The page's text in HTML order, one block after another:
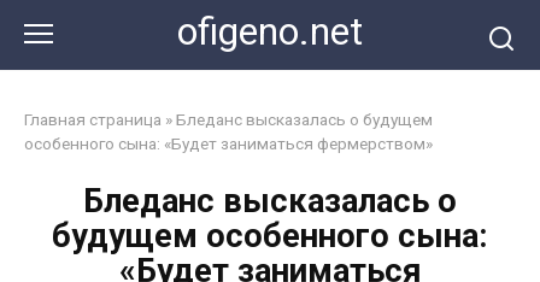
контенту
ofigeno.net
Главная страница »Бледанс высказалась о будущем
особенного сына: «Будет заниматься фермерством»
Бледанс высказалась о
будущем особенного сына:
«Будет заниматься